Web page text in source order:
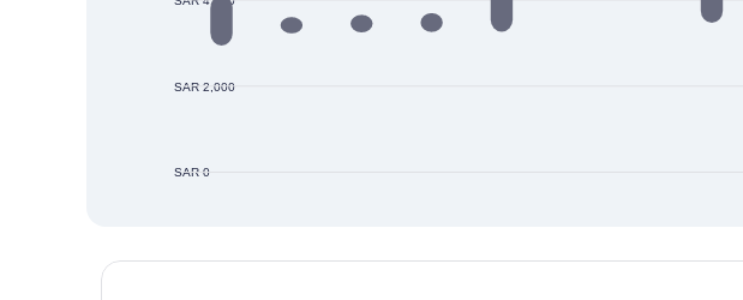
SAR 0
SAR 2,000